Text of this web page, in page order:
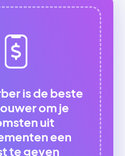
is de beste
om je
uit
een
te geven